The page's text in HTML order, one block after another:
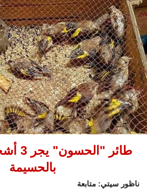
طائر
بالحسيمة
ناظور سيتي: متابعة